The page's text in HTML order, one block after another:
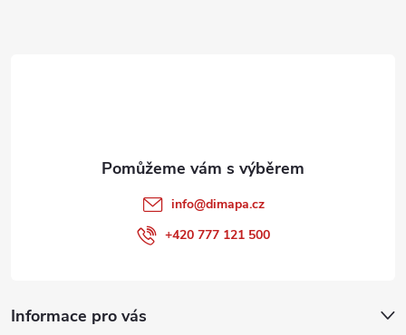
Informace pro vás
info@dimapa.cz
+420 777 121 500